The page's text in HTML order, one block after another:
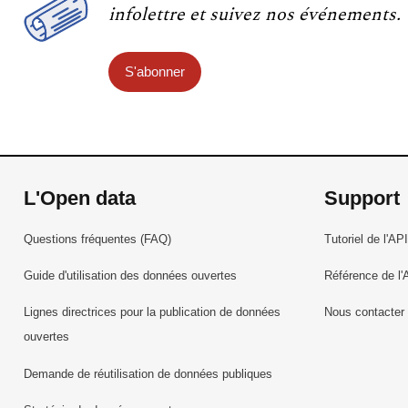
infolettre et suivez nos événements.
S'abonner
L'Open data
Questions fréquentes (FAQ)
Guide d'utilisation des données ouvertes
Lignes directrices pour la publication de données
ouvertes
Demande de réutilisation de données publiques
Support
Tutoriel de l'API
Référence de
Nous contacter